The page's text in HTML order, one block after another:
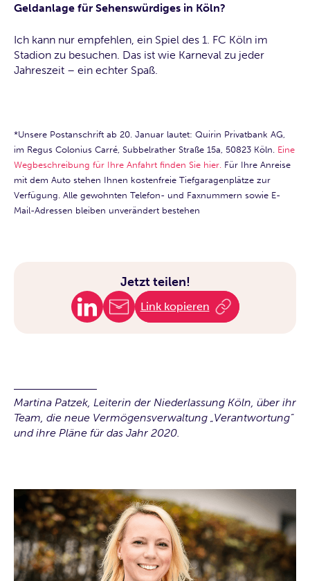
Geldanlage für Sehenswürdiges in Köln?
Ich kann nur empfehlen, ein Spiel des 1. FC Köln im
Stadion zu besuchen. Das ist wie Karneval zu jeder
Jahreszeit – ein echter Spaß.
*Unsere Postanschrift ab 20. Januar lautet: Quirin Privatbank AG,
im Regus Colonius Carré, Subbelrather Straße 15a, 50823 Köln. Eine
Wegbeschreibung für Ihre Anfahrt finden Sie hier. Für Ihre Anreise
mit dem Auto stehen Ihnen kostenfreie Tiefgaragenplätze zur
Verfügung. Alle gewohnten Telefon- und Faxnummern sowie E-
Mail-Adressen bleiben unverändert bestehen
Jetzt teilen!
Link kopieren
Martina Patzek, Leiterin der Niederlassung Köln, über ihr
Team, die neue Vermögensverwaltung „Verantwortung“
und ihre Pläne für das Jahr 2020.